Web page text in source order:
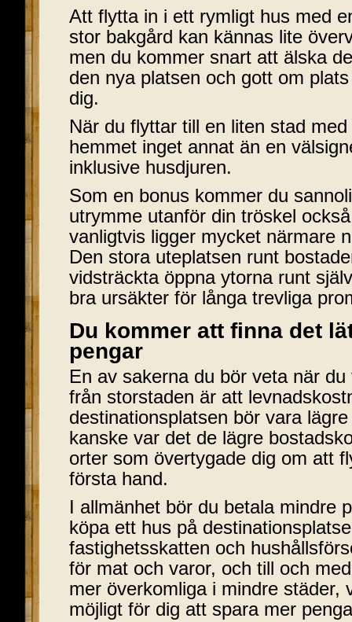
Att flytta in i ett rymligt hus med
stor bakgård kan kännas lite
men du kommer snart att älska
den nya platsen och gott om
dig.
När du flyttar till en liten stad
hemmet inget annat än en
inklusive husdjuren.
Som en bonus kommer du
utrymme utanför din tröskel
vanligtvis ligger mycket närmare
Den stora uteplatsen runt
vidsträckta öppna ytorna runt
bra ursäkter för långa trevliga
Du kommer att finna det
pengar
En av sakerna du bör veta när
från storstaden är att
destinationsplatsen bör vara
kanske var det de lägre
orter som övertygade dig om att
första hand.
I allmänhet bör du betala mindre
köpa ett hus på
fastighetsskatten och
för mat och varor, och till och
mer överkomliga i mindre städer,
möjligt för dig att spara mer